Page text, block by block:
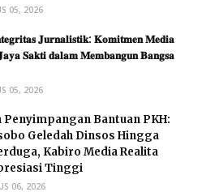
05, 2026
𝐉𝐮𝐫𝐧𝐚𝐥𝐢𝐬𝐭𝐢𝐤: 𝐊𝐨𝐦𝐢𝐭𝐦𝐞𝐧 𝐌𝐞𝐝𝐢𝐚
𝐒𝐚𝐤𝐭𝐢 𝐝𝐚𝐥𝐚𝐦 𝐌𝐞𝐦𝐛𝐚𝐧𝐠𝐮𝐧 𝐁𝐚𝐧𝐠𝐬𝐚
05, 2026
Penyimpangan Bantuan PKH:
Geledah Dinsos Hingga
Kabiro Media Realita
Tinggi
06, 2026